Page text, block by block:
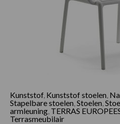
Kunststof, Kunststof stoelen
Stapelbare stoelen Stoelen
armleuning TERRAS
Terrasmeubilair